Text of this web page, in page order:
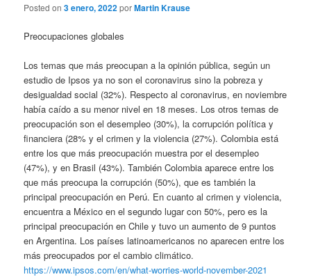
Posted on3 enero, 2022porMartin Krause
Preocupaciones globales
Los temas que más preocupan a la opinión pública, según un
estudio de Ipsos ya no son el coronavirus sino la pobreza y
desigualdad social (32%). Respecto al coronavirus, en noviembre
había caído a su menor nivel en 18 meses. Los otros temas de
preocupación son el desempleo (30%), la corrupción política y
financiera (28% y el crimen y la violencia (27%). Colombia está
entre los que más preocupación muestra por el desempleo
(47%), y en Brasil (43%). También Colombia aparece entre los
que más preocupa la corrupción (50%), que es también la
principal preocupación en Perú. En cuanto al crimen y violencia,
encuentra a México en el segundo lugar con 50%, pero es la
principal preocupación en Chile y tuvo un aumento de 9 puntos
en Argentina. Los países latinoamericanos no aparecen entre los
más preocupados por el cambio climático.
https://www.ipsos.com/en/what-worries-world-november-2021